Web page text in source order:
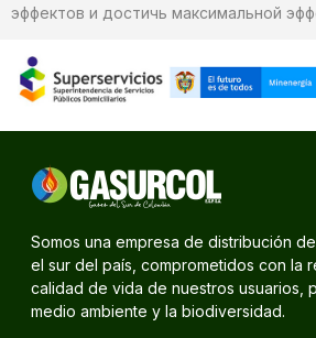
эффектов и достичь максимальной
Somos una empresa de distribución
el sur del país, comprometidos con la
calidad de vida de nuestros usuarios,
medio ambiente y la biodiversidad.